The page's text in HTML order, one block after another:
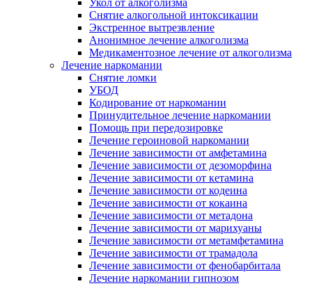
Укол от алкоголизма
Снятие алкогольной интоксикации
Экстренное вытрезвление
Анонимное лечение алкоголизма
Медикаментозное лечение от алкоголизма
Лечение наркомании
Снятие ломки
УБОД
Кодирование от наркомании
Принудительное лечение наркомании
Помощь при передозировке
Лечение героиновой наркомании
Лечение зависимости от амфетамина
Лечение зависимости от дезоморфина
Лечение зависимости от кетамина
Лечение зависимости от кодеина
Лечение зависимости от кокаина
Лечение зависимости от метадона
Лечение зависимости от марихуаны
Лечение зависимости от метамфетамина
Лечение зависимости от трамадола
Лечение зависимости от фенобарбитала
Лечение наркомании гипнозом